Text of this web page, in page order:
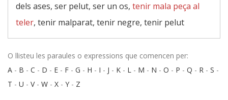
dels ases, ser pelut, ser un os, tenir mala peça al
teler, tenir malparat, tenir negre, tenir pelut
O llisteu les paraules o expressions que comencen per:
A - B - C - D - E - F - G - H - I - J - K - L - M - N - O - P - Q - R - S -
T - U - V- W - X - Y - Z